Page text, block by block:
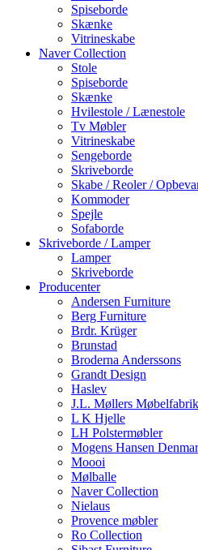
Spiseborde
Skænke
Vitrineskabe
Naver Collection
Stole
Spiseborde
Skænke
Hvilestole / Lænestole
Tv Møbler
Vitrineskabe
Sengeborde
Skriveborde
Skabe / Reoler /
Kommoder
Spejle
Sofaborde
Skriveborde / Lamper
Lamper
Skriveborde
Producenter
Andersen Furniture
Berg Furniture
Brdr. Krüger
Brunstad
Broderna Anderssons
Grandt Design
Haslev
J.L. Møllers Møbelfabrik
L K Hjelle
LH Polstermøbler
Mogens Hansen
Moooi
Mølballe
Naver Collection
Nielaus
Provence møbler
Ro Collection